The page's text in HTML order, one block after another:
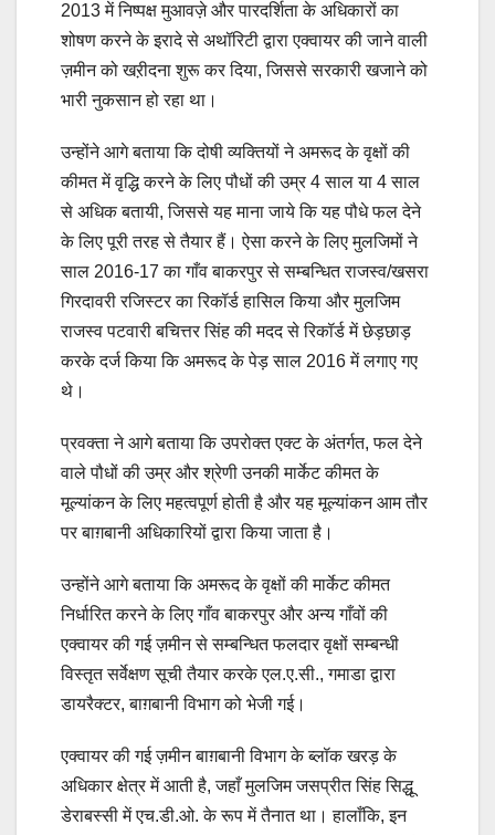
2013 में निष्पक्ष मुआवज़े और पारदर्शिता के अधिकारों का
शोषण करने के इरादे से अथॉरिटी द्वारा एक्वायर की जाने वाली
ज़मीन को खऱीदना शुरू कर दिया, जिससे सरकारी खजाने को
भारी नुकसान हो रहा था।
उन्होंने आगे बताया कि दोषी व्यक्तियों ने अमरूद के वृक्षों की
कीमत में वृद्धि करने के लिए पौधों की उम्र 4 साल या 4 साल
से अधिक बतायी, जिससे यह माना जाये कि यह पौधे फल देने
के लिए पूरी तरह से तैयार हैं। ऐसा करने के लिए मुलजिमों ने
साल 2016-17 का गाँव बाकरपुर से सम्बन्धित राजस्व/खसरा
गिरदावरी रजिस्टर का रिकॉर्ड हासिल किया और मुलजिम
राजस्व पटवारी बचित्तर सिंह की मदद से रिकॉर्ड में छेड़छाड़
करके दर्ज किया कि अमरूद के पेड़ साल 2016 में लगाए गए
थे।
प्रवक्ता ने आगे बताया कि उपरोक्त एक्ट के अंतर्गत, फल देने
वाले पौधों की उम्र और श्रेणी उनकी मार्केट कीमत के
मूल्यांकन के लिए महत्वपूर्ण होती है और यह मूल्यांकन आम तौर
पर बाग़बानी अधिकारियों द्वारा किया जाता है।
उन्होंने आगे बताया कि अमरूद के वृक्षों की मार्केट कीमत
निर्धारित करने के लिए गाँव बाकरपुर और अन्य गाँवों की
एक्वायर की गई ज़मीन से सम्बन्धित फलदार वृक्षों सम्बन्धी
विस्तृत सर्वेक्षण सूची तैयार करके एल.ए.सी., गमाडा द्वारा
डायरैक्टर, बाग़बानी विभाग को भेजी गई।
एक्वायर की गई ज़मीन बाग़बानी विभाग के ब्लॉक खरड़ के
अधिकार क्षेत्र में आती है, जहाँ मुलजिम जसप्रीत सिंह सिद्धू
डेराबस्सी में एच.डी.ओ. के रूप में तैनात था। हालाँकि, इन